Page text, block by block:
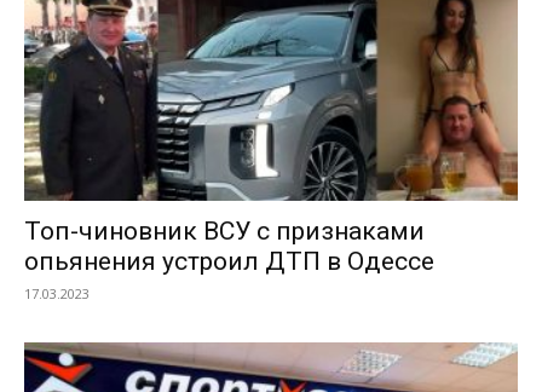
Топ-чиновник ВСУ с признаками
опьянения устроил ДТП в Одессе
17.03.2023